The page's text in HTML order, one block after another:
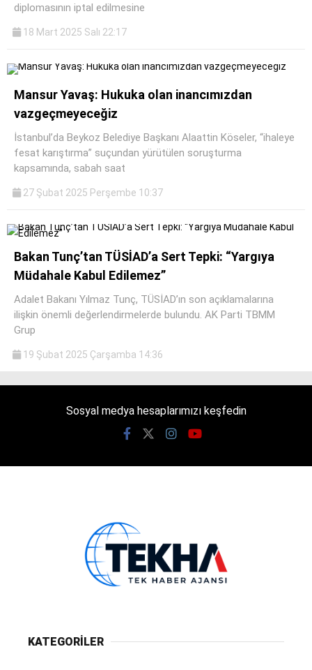
diplomasının iptal edilmesine
18 Mart 2025 Salı 22:17
Mansur Yavaş: Hukuka olan inancımızdan
vazgeçmeyeceğiz
İstanbul’da Beykoz Belediye Başkanı Alaattin Köseler, “ihaleye
fesat karıştırma” suçundan yürütülen soruşturma
kapsamında, sabah saat
27 Şubat 2025 Perşembe 10:37
Bakan Tunç’tan TÜSİAD’a Sert Tepki: “Yargıya
Müdahale Kabul Edilemez”
Adalet Bakanı Yılmaz Tunç, TÜSİAD’ın son açıklamalarına
ilişkin önemli değerlendirmelerde bulundu. AK Parti TBMM
Grup
19 Şubat 2025 Çarşamba 14:36
Sosyal medya hesaplarımızı keşfedin
KATEGORİLER